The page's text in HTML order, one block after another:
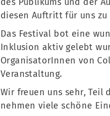
diesen Auftritt für uns
Das Festival bot eine
Inklusion aktiv gelebt
OrganisatorInnen von
Veranstaltung.
Wir freuen uns sehr, Teil
nehmen viele schöne